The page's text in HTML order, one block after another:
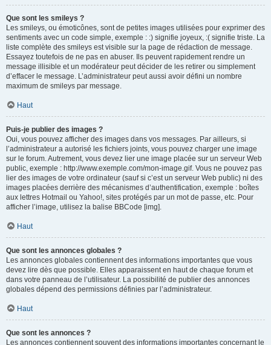
Que sont les smileys ?
Les smileys, ou émoticônes, sont de petites images utilisées pour exprimer des
sentiments avec un code simple, exemple : :) signifie joyeux, :( signifie triste. La
liste complète des smileys est visible sur la page de rédaction de message.
Essayez toutefois de ne pas en abuser. Ils peuvent rapidement rendre un
message illisible et un modérateur peut décider de les retirer ou simplement
d’effacer le message. L’administrateur peut aussi avoir défini un nombre
maximum de smileys par message.
Haut
Puis-je publier des images ?
Oui, vous pouvez afficher des images dans vos messages. Par ailleurs, si
l’administrateur a autorisé les fichiers joints, vous pouvez charger une image
sur le forum. Autrement, vous devez lier une image placée sur un serveur Web
public, exemple : http://www.exemple.com/mon-image.gif. Vous ne pouvez pas
lier des images de votre ordinateur (sauf si c’est un serveur Web public) ni des
images placées derrière des mécanismes d’authentification, exemple : boîtes
aux lettres Hotmail ou Yahoo!, sites protégés par un mot de passe, etc. Pour
afficher l’image, utilisez la balise BBCode [img].
Haut
Que sont les annonces globales ?
Les annonces globales contiennent des informations importantes que vous
devez lire dès que possible. Elles apparaissent en haut de chaque forum et
dans votre panneau de l’utilisateur. La possibilité de publier des annonces
globales dépend des permissions définies par l’administrateur.
Haut
Que sont les annonces ?
Les annonces contiennent souvent des informations importantes concernant le